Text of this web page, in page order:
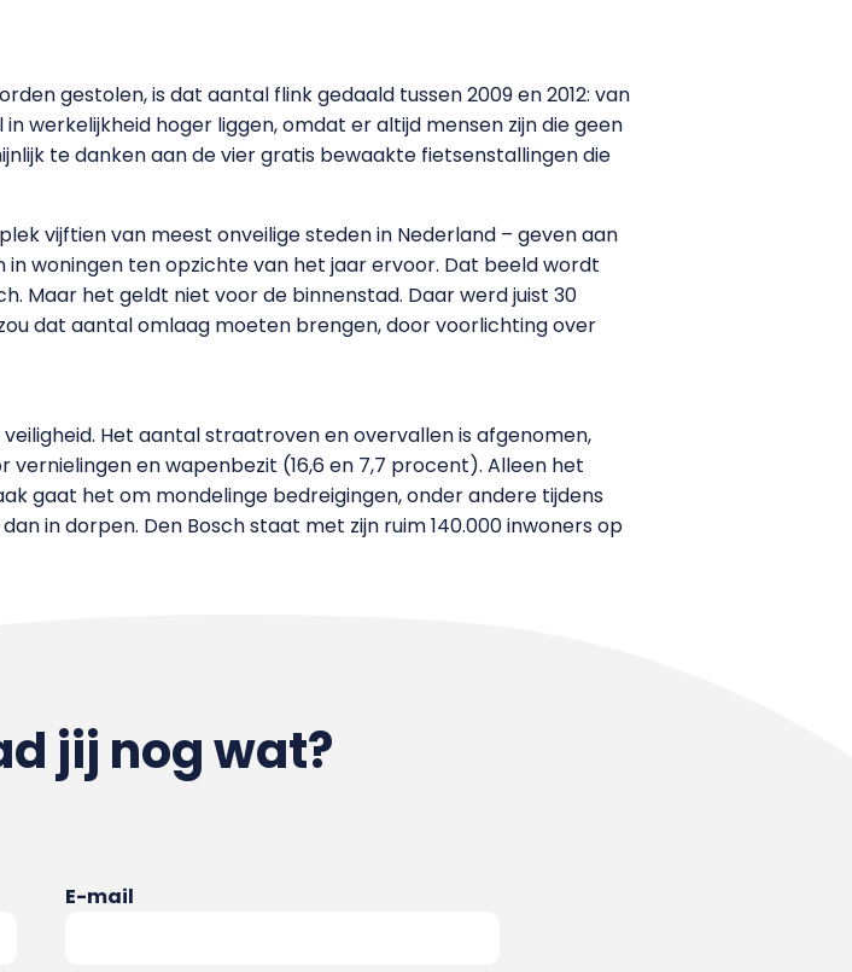
gestolen, is dat aantal flink gedaald tussen 2009 en 2012: van
werkelijkheid hoger liggen, omdat er altijd mensen zijn die geen
te danken aan de vier gratis bewaakte fietsenstallingen die
vijftien van meest onveilige steden in Nederland – geven aan
in woningen ten opzichte van het jaar ervoor. Dat beeld wordt
Maar het geldt niet voor de binnenstad. Daar werd juist 30
dat aantal omlaag moeten brengen, door voorlichting over
Het aantal straatroven en overvallen is afgenomen,
en wapenbezit (16,6 en 7,7 procent). Alleen het
gaat het om mondelinge bedreigingen, onder andere tijdens
in dorpen. Den Bosch staat met zijn ruim 140.000 inwoners op
jij nog wat?
E-mail